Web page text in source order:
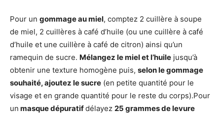
Pour un gommage au miel, comptez 2 cuillère à soupe
de miel, 2 cuillères à café d’huile (ou une cuillère à café
d’huile et une cuillère à café de citron) ainsi qu’un
ramequin de sucre. Mélangez le miel et l’huile jusqu’à
obtenir une texture homogène puis, selon le gommage
souhaité, ajoutez le sucre (en petite quantité pour le
visage et en grande quantité pour le reste du corps).Pour
un masque dépuratifdélayez 25 grammes de levure